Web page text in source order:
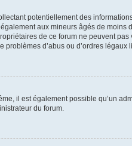
potentiellement des
aux mineurs âgés de moins
de ce forum ne peuvent pas
d’abus ou d’ordres légaux
il est également possible qu’un
du forum.